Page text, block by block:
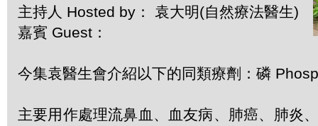
主持人 Hosted by： 袁大明(自然療法醫生)
嘉賓 Guest：
今集袁醫生會介紹以下的同類療劑：磷
主要用作處理流鼻血、血友病、肺癌、肺炎